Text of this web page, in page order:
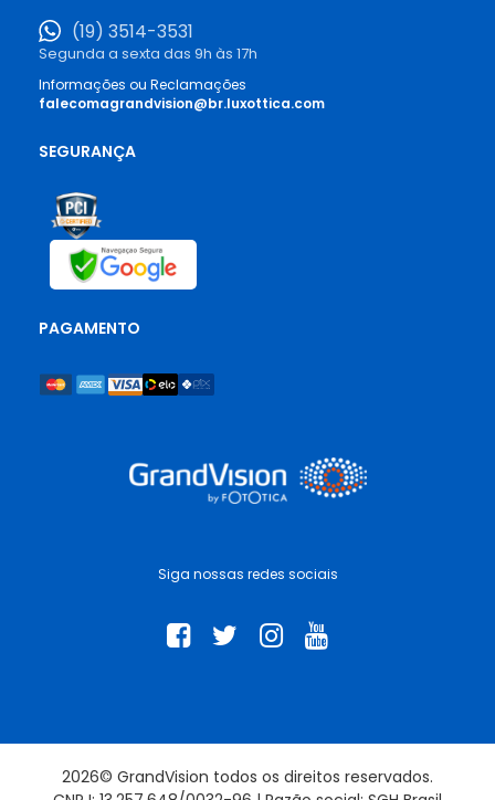
Siga nossas redes sociais
(19) 3514-3531
Segunda a sexta das 9h às 17h
Informações ou Reclamações
falecomagrandvision@br.luxottica.com
SEGURANÇA
PAGAMENTO
2026© GrandVision todos os direitos reservados.